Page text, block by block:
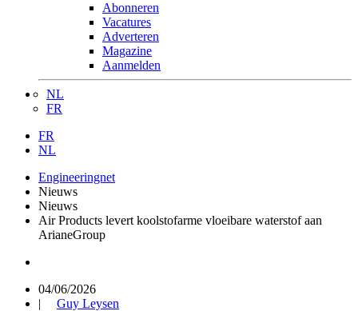
Abonneren
Vacatures
Adverteren
Magazine
Aanmelden
NL
FR
FR
NL
Engineeringnet
Nieuws
Nieuws
Air Products levert koolstofarme vloeibare waterstof aan
ArianeGroup
04/06/2026
| Guy Leysen